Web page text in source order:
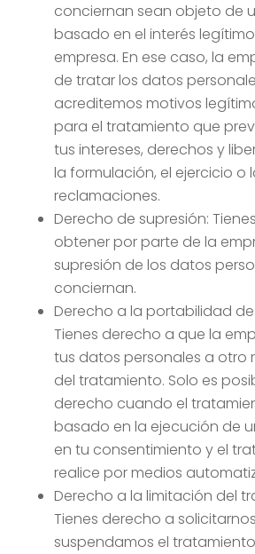
conciernan sean objeto de
basado en el interés
empresa. En ese caso, la
de tratar los datos
acreditemos motivos
para el tratamiento que
tus intereses, derechos y
la formulación, el ejercicio o
reclamaciones.
Derecho de supresión:
obtener por parte de la
supresión de los datos
conciernan.
Derecho a la portabilidad
Tienes derecho a que la
tus datos personales a otro
del tratamiento. Solo es
derecho cuando el
basado en la ejecución de
en tu consentimiento y el
realice por medios
Derecho a la limitación del
Tienes derecho a
suspendamos el